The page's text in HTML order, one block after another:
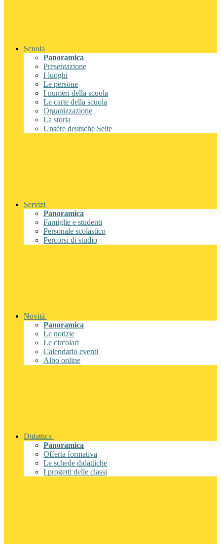
Scuola
Panoramica
Presentazione
I luoghi
Le persone
I numeri della scuola
Le carte della scuola
Organizzazione
La storia
Unsere deutsche Seite
Servizi
Panoramica
Famiglie e studenti
Personale scolastico
Percorsi di studio
Novità
Panoramica
Le notizie
Le circolari
Calendario eventi
Albo online
Didattica
Panoramica
Offerta formativa
Le schede didattiche
I progetti delle classi